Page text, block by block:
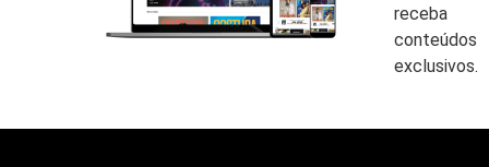
receba
conteúdos
exclusivos.